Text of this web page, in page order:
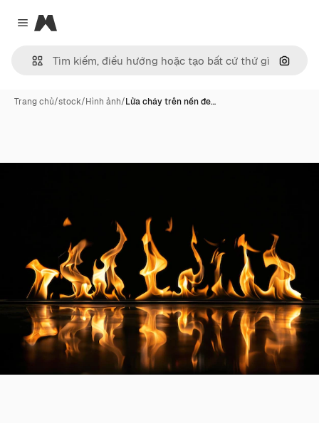
Close menu
Magnific
Tìm
Trang chủ/stock/Hình ảnh/Lửa cháy trên nền đe…